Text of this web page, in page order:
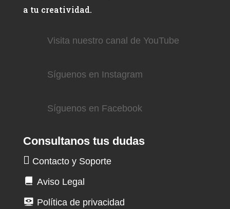
a tu creatividad.
Visita nuestro canal de YouTube
Síguenos en Instagram
Síguenos en Facebook
Consultanos tus dudas
Contacto y Soporte
Aviso Legal
Política de privacidad